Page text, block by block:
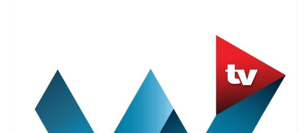
współistniejące, z którymi od dawna zmagał się
przedsionków czy arytmia serca, doprowadziły do
śmierci wykonawcy takich hitów jak "Parostatek", "Bo
jesteś ty" czy "Trudno tak".